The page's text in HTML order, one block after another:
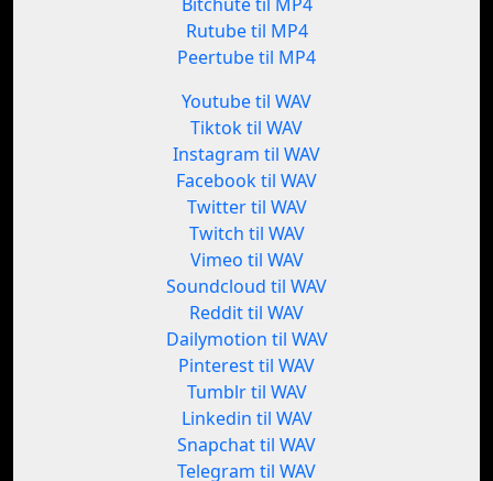
Rutube til MP4
Peertube til MP4
Youtube til WAV
Tiktok til WAV
Instagram til WAV
Facebook til WAV
Twitter til WAV
Twitch til WAV
Vimeo til WAV
Soundcloud til WAV
Reddit til WAV
Dailymotion til WAV
Pinterest til WAV
Tumblr til WAV
Linkedin til WAV
Snapchat til WAV
Telegram til WAV